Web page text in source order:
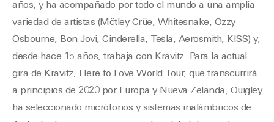
años, y ha acompañado por todo el mundo a una amplia
variedad de artistas (Mötley Crüe, Whitesnake, Ozzy
Osbourne, Bon Jovi, Cinderella, Tesla, Aerosmith, KISS) y,
desde hace 15 años, trabaja con Kravitz. Para la actual
gira de Kravitz, Here to Love World Tour, que transcurrirá
a principios de 2020 por Europa y Nueva Zelanda, Quigley
ha seleccionado micrófonos y sistemas inalámbricos de